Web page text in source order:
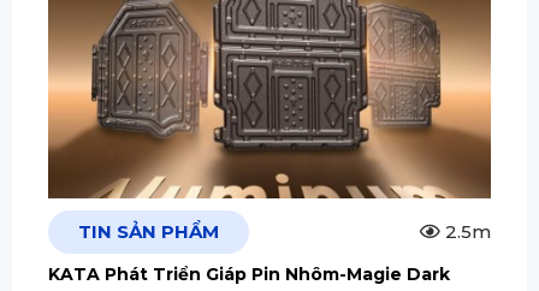
TIN SẢN PHẨM 2.5m
KATA Phát Triển Giáp Pin Nhôm-Magie Dark